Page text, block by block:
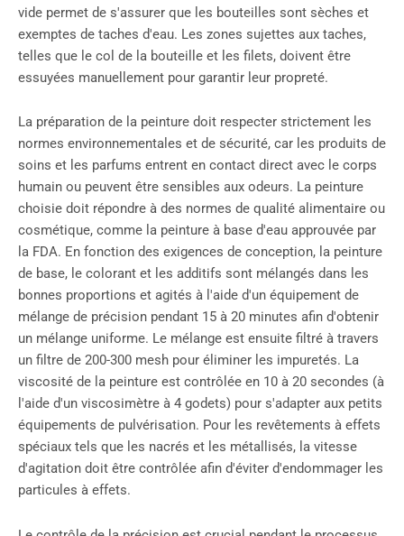
vide permet de s'assurer que les bouteilles sont sèches et
exemptes de taches d'eau. Les zones sujettes aux taches,
telles que le col de la bouteille et les filets, doivent être
essuyées manuellement pour garantir leur propreté.
La préparation de la peinture doit respecter strictement les
normes environnementales et de sécurité, car les produits de
soins et les parfums entrent en contact direct avec le corps
humain ou peuvent être sensibles aux odeurs. La peinture
choisie doit répondre à des normes de qualité alimentaire ou
cosmétique, comme la peinture à base d'eau approuvée par
la FDA. En fonction des exigences de conception, la peinture
de base, le colorant et les additifs sont mélangés dans les
bonnes proportions et agités à l'aide d'un équipement de
mélange de précision pendant 15 à 20 minutes afin d'obtenir
un mélange uniforme. Le mélange est ensuite filtré à travers
un filtre de 200-300 mesh pour éliminer les impuretés. La
viscosité de la peinture est contrôlée en 10 à 20 secondes (à
l'aide d'un viscosimètre à 4 godets) pour s'adapter aux petits
équipements de pulvérisation. Pour les revêtements à effets
spéciaux tels que les nacrés et les métallisés, la vitesse
d'agitation doit être contrôlée afin d'éviter d'endommager les
particules à effets.